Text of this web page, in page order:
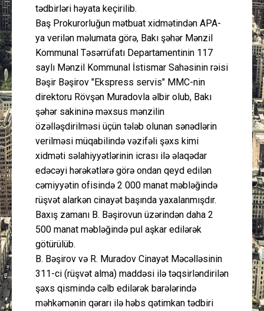
Peşə etikası
tədbirləri həyata keçirilib.
Baş Prokurorluğun mətbuat xidmətindən APA-
ya verilən məlumata görə, Bakı şəhər Mənzil
Kommunal Təsərrüfatı Departamentinin 117
saylı Mənzil Kommunal İstismar Sahəsinin rəisi
Bəşir Bəşirov "Ekspress servis" MMC-nin
direktoru Rövşən Muradovla əlbir olub, Bakı
şəhər sakininə məxsus mənzilin
özəlləşdirilməsi üçün tələb olunan sənədlərin
verilməsi müqabilində vəzifəli şəxs kimi
xidməti səlahiyyətlərinin icrası ilə əlaqədar
edəcəyi hərəkətlərə görə ondan qeyd edilən
cəmiyyətin ofisində 2 000 manat məbləğində
rüşvət alarkən cinayət başında yaxalanmışdır.
Baxış zamanı B. Bəşirovun üzərindən daha 2
500 manat məbləğində pul aşkar edilərək
götürülüb.
B. Bəşirov və R. Muradov Cinayət Məcəlləsinin
311-ci (rüşvət alma) maddəsi ilə təqsirləndirilən
şəxs qismində cəlb edilərək barələrində
məhkəmənin qərarı ilə həbs qətimkan tədbiri